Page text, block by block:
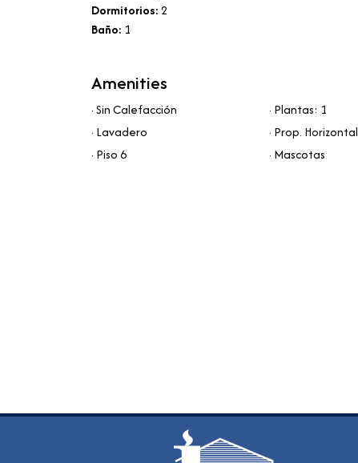
Dormitorios:2
Baño: 1
Amenities
· Sin Calefacción · Plantas: 1
· Lavadero
· Prop. Horizontal
· Piso 6
· Mascotas